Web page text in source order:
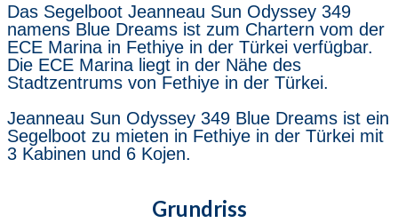
Das Segelboot Jeanneau Sun Odyssey 349
namens Blue Dreams ist zum Chartern vom der
ECE Marina in Fethiye in der Türkei verfügbar.
Die ECE Marina liegt in der Nähe des
Stadtzentrums von Fethiye in der Türkei.
Jeanneau Sun Odyssey 349 Blue Dreams ist ein
Segelboot zu mieten in Fethiye in der Türkei mit
3 Kabinen und 6 Kojen.
Grundriss